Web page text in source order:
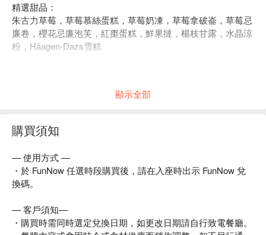
精選甜品：
朱古力草莓，草莓慕絲蛋糕，草莓奶凍，草莓拿破崙，草莓忌
廉卷，櫻花忌廉泡芙，紅棗蛋糕，鮮果撻，楊枝甘露，水晶涼
粉，Häagen-Dazs雪糕
任飲咖啡或茶
顯示全部
購買須知
— 使用方式 —
・於 FunNow 任選時段購買後，請在入座時出示 FunNow 兌
換碼。
— 客戶須知—
・購買時需同時選定兌換日期，如更改日期請自行致電餐廳。